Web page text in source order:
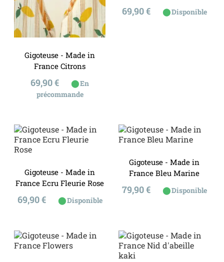
Gigoteuse - Made in
France Citrons
Prix
69,90 € ⬤En
précommande
Prix
69,90 € ⬤Disponible
Gigoteuse - Made in
France Ecru Fleurie Rose
Prix
69,90 € ⬤Disponible
Gigoteuse - Made in
France Bleu Marine
Prix
79,90 € ⬤Disponible